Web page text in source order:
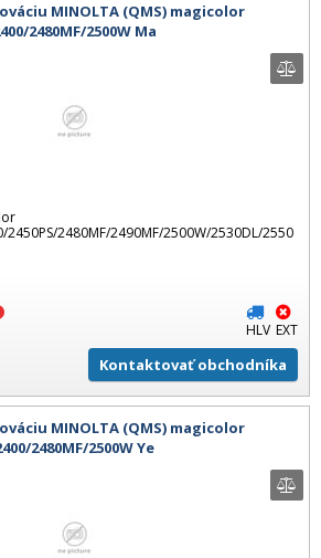
MINOLTA (QMS) magicolor
2480MF/2500W Ma
2480MF/2490MF/2500W/2530DL/2550
HLV EXT
Kontaktovať obchodníka
MINOLTA (QMS) magicolor
2480MF/2500W Ye